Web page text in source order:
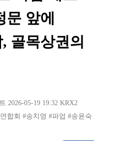
문 앞에
골목상권의
2026-05-19 19:32 KRX2
합회 #송치영 #파업 #송윤숙